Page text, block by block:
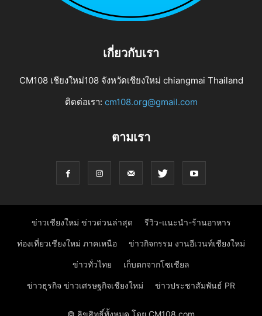
เกี่ยวกับเรา
CM108 เชียงใหม่108 จังหวัดเชียงใหม่ chiangmai Thailand
ติดต่อเรา: cm108.org@gmail.com
ตามเรา
ข่าวเชียงใหม่ ข่าวด่วนล่าสุด รีวิว-แนะนำ-ร้านอาหาร
ท่องเที่ยวเชียงใหม่ ภาคเหนือ ข่าวกิจกรรม งานอีเวนท์เชียงใหม่
ข่าวทั่วไทย เก็บตกจากโซเชียล
ข่าวธุรกิจ ข่าวเศรษฐกิจเชียงใหม่ ข่าวประชาสัมพันธ์ PR
© ลิขสิทธิ์ทั้งหมด โดย CM108.com